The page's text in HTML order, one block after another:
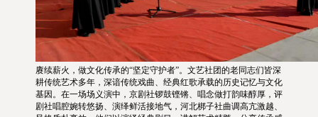
赓续薪火，做文化传承的“坚定守护者”。文艺社团的老同志们皆深
耕传统艺术多年，深谙传统戏曲、经典红歌承载的历史记忆与文化
基因。在一场场义演中，京剧社锣鼓铿锵、唱念做打韵味醇厚，评
剧社唱腔婉转悠扬、演绎鲜活接地气，河北梆子社曲调高亢激越、